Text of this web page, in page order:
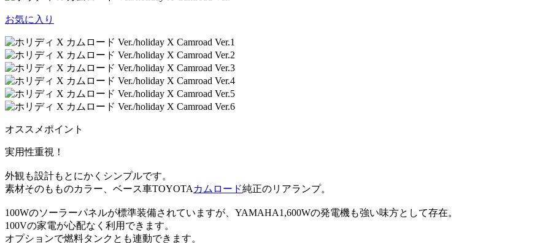
お気に入り
オススメポイント
実用性重視！
外観も設計もとにかくシンプルです。
素材そのもものカラー、ベース車TOYOTA カムロード純正のリアランプ。
100Wのソーラーパネルが標準装備されていますが、YAMAHA1,600Wの発電機も強い味方として存在。
100Vの家電が心配なく利用できます。
オプションで燃料タンクとも連動できます。